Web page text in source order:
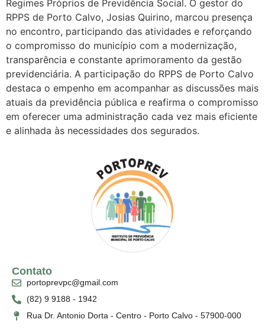
Regimes Próprios de Previdência Social. O gestor do
RPPS de Porto Calvo, Josias Quirino, marcou presença
no encontro, participando das atividades e reforçando
o compromisso do município com a modernização,
transparência e constante aprimoramento da gestão
previdenciária. A participação do RPPS de Porto Calvo
destaca o empenho em acompanhar as discussões mais
atuais da previdência pública e reafirma o compromisso
em oferecer uma administração cada vez mais eficiente
e alinhada às necessidades dos segurados.
Contato
portoprevpc@gmail.com
(82) 9 9188 - 1942
Rua Dr. Antonio Dorta - Centro - Porto Calvo - 57900-000